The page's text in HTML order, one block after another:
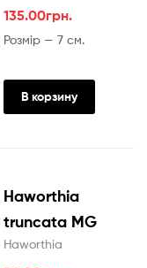
135.00грн.
Розмір — 7 см.
В корзину
Haworthia
truncata MG
Haworthia